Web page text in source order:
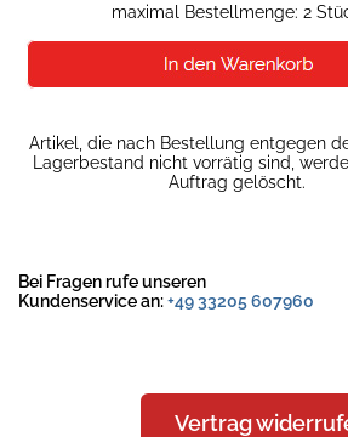
maximal Bestellmenge: 2
Artikel, die nach Bestellung entgegen
Lagerbestand nicht vorrätig sind,
Auftrag gelöscht.
Bei Fragen rufe unseren
Kundenservice an:+49 33205 607960
Vertrag